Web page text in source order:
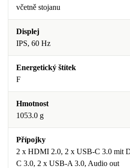
včetně stojanu
Displej
IPS, 60 Hz
Energetický štítek
F
Hmotnost
1053.0 g
Přípojky
2 x HDMI 2.0, 2 x USB-C 3.0 mit
C 3.0, 2 x USB-A 3.0, Audio out